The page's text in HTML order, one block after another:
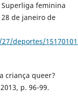
Superliga feminina
de janeiro de
deportes/
criança queer?
p. 96-99.